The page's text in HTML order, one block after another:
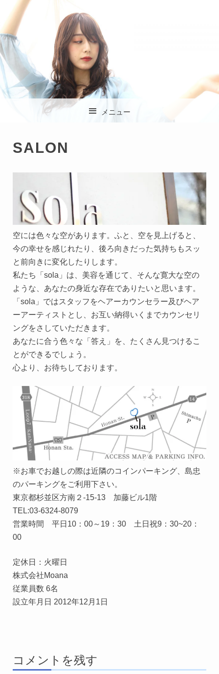
杉並区方南町の美容
室 SOLA (ソラ)
メニュー
SALON
空には色々な空があります。ふと、空を見上げると、
今の幸せを感じれたり、後ろ向きだった気持ちもスッ
と前向きに変化したりします。
私たち「sola」は、美容を通じて、そんな寛大な空の
ような、あなたの身近な存在でありたいと思います。
「sola」ではスタッフをヘアーカウンセラー及びヘア
ーアーティストとし、お互い納得いくまでカウンセリ
ングをさしていただきます。
あなたに合う色々な「答え」を、たくさん見つけるこ
とができるでしょう。
心より、お待ちしております。
※お車でお越しの際は近隣のコインパーキング、島忠
のパーキングをご利用下さい。
東京都杉並区方南２-15-13 加藤ビル1階
TEL:03-6324-8079
営業時間 平日10：00～19：30 土日祝9：30~20：
00
定休日：火曜日
株式会社Moana
従業員数 6名
設立年月日 2012年12月1日
コメントを残す